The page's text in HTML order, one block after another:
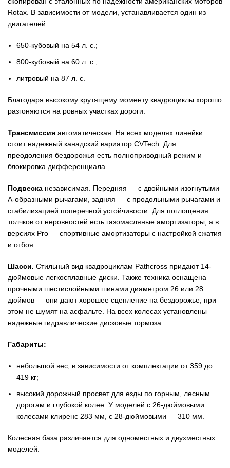
Rotax. В зависимости от модели, устанавливается один из
двигателей:
650-кубовый на 54 л. с.;
800-кубовый на 60 л. с.;
литровый на 87 л. с.
Благодаря высокому крутящему моменту квадроциклы хорошо
разгоняются на ровных участках дороги.
Трансмиссия автоматическая. На всех моделях линейки
стоит надежный канадский вариатор CVTech. Для
преодоления бездорожья есть полноприводный режим и
блокировка дифференциала.
Подвеска независимая. Передняя — с двойными изогнутыми
А-образными рычагами, задняя — с продольными рычагами и
стабилизацией поперечной устойчивости. Для поглощения
толчков от неровностей есть газомасляные амортизаторы, а в
версиях Pro — спортивные амортизаторы с настройкой сжатия
и отбоя.
Шасси. Стильный вид квадроциклам Pathcross придают 14-
дюймовые легкосплавные диски. Также техника оснащена
прочными шестислойными шинами диаметром 26 или 28
дюймов — они дают хорошее сцепление на бездорожье, при
этом не шумят на асфальте. На всех колесах установлены
надежные гидравлические дисковые тормоза.
Габариты:
небольшой вес, в зависимости от комплектации от 359 до
419 кг;
высокий дорожный просвет для езды по горным, лесным
дорогам и глубокой колее. У моделей с 26-дюймовыми
колесами клиренс 283 мм, с 28-дюймовыми — 310 мм.
Колесная база различается для одноместных и двухместных
моделей: